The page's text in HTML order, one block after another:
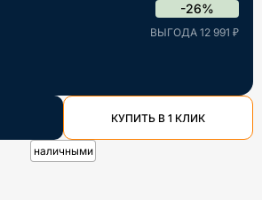
-26%
ВЫГОДА 12 991 ₽
КУПИТЬ В 1 КЛИК
наличными